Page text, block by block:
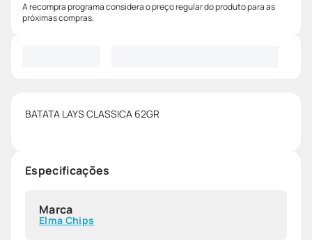
A recompra programa considera o preço regular do produto para as
próximas compras.
BATATA LAYS CLASSICA 62GR
Especificações
Marca
Elma Chips